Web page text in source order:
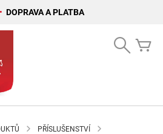
• DOPRAVA A PLATBA
Search
PŘÍSLUŠENSTVÍ